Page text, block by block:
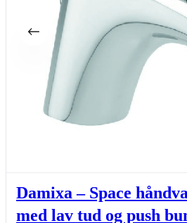
Damixa – Space
med lav tud og push